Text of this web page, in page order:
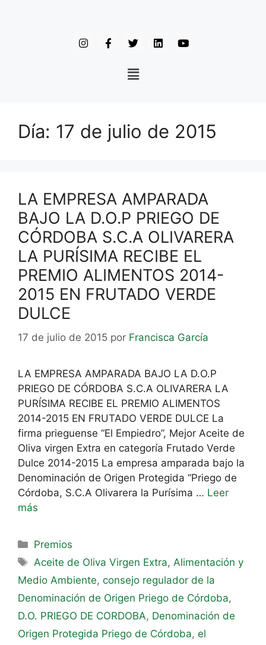
Día: 17 de julio de 2015
LA EMPRESA AMPARADA
BAJO LA D.O.P PRIEGO DE
CÓRDOBA S.C.A OLIVARERA
LA PURÍSIMA RECIBE EL
PREMIO ALIMENTOS 2014-
2015 EN FRUTADO VERDE
DULCE
17 de julio de 2015 por Francisca García
LA EMPRESA AMPARADA BAJO LA D.O.P
PRIEGO DE CÓRDOBA S.C.A OLIVARERA LA
PURÍSIMA RECIBE EL PREMIO ALIMENTOS
2014-2015 EN FRUTADO VERDE DULCE La
firma prieguense “El Empiedro”, Mejor Aceite de
Oliva virgen Extra en categoría Frutado Verde
Dulce 2014-2015 La empresa amparada bajo la
Denominación de Origen Protegida “Priego de
Córdoba, S.C.A Olivarera la Purísima … Leer
más
Premios
Aceite de Oliva Virgen Extra, Alimentación y
Medio Ambiente, consejo regulador de la
Denominación de Origen Priego de Córdoba,
D.O. PRIEGO DE CORDOBA, Denominación de
Origen Protegida Priego de Córdoba, el